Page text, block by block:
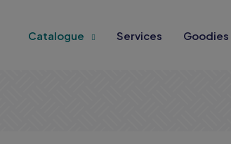
Catalogue Services Goodies